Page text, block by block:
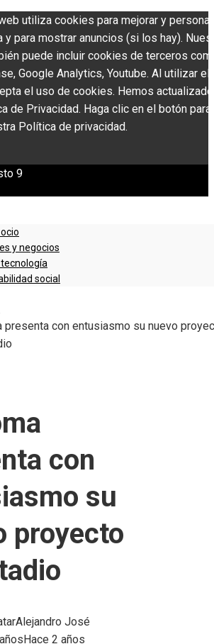
utiliza cookies para mejorar y
y para mostrar anuncios (si los hay).
puede incluir cookies de terceros
Google Analytics, Youtube. Al utilizar
el uso de cookies. Hemos actualizado
de Privacidad. Haga clic en el botón para
Política de privacidad.
9
y negocios
social
presenta con entusiasmo su nuevo
con
su
proyecto
Alejandro José
Hace 2 años